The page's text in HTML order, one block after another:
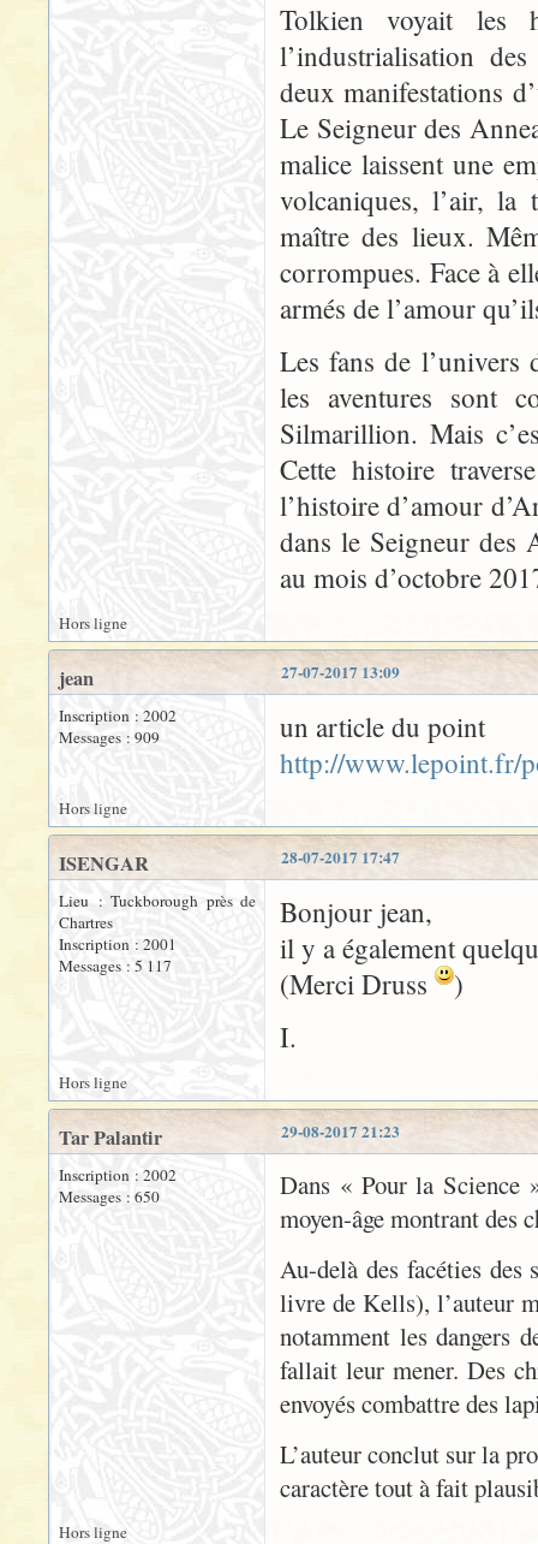
Tolkien voyait les
l’industrialisation
deux manifestations
Le Seigneur des
malice laissent une
volcaniques, l’air, la
maître des lieux.
corrompues. Face à
armés de l’amour
Les fans de l’univers
les aventures sont
Silmarillion. Mais
Cette histoire
l’histoire d’amour
dans le Seigneur des
au mois d’octobre
Hors ligne
27-07-2017 13:09
jean
Inscription : 2002
Messages : 909
un article du point
http://www.lepoint.fr/
Hors ligne
28-07-2017 17:47
ISENGAR
Lieu : Tuckborough près de
Chartres
Inscription : 2001
Messages : 5 117
Bonjour jean,
il y a également
(Merci Druss
)
I.
Hors ligne
29-08-2017 21:23
Tar Palantir
Inscription : 2002
Messages : 650
Dans « Pour la Science
moyen-âge montrant des
Au-delà des facéties
livre de Kells), l’auteur
notamment les dangers
fallait leur mener. Des
envoyés combattre des
L’auteur conclut sur la
caractère tout à fait
Hors ligne